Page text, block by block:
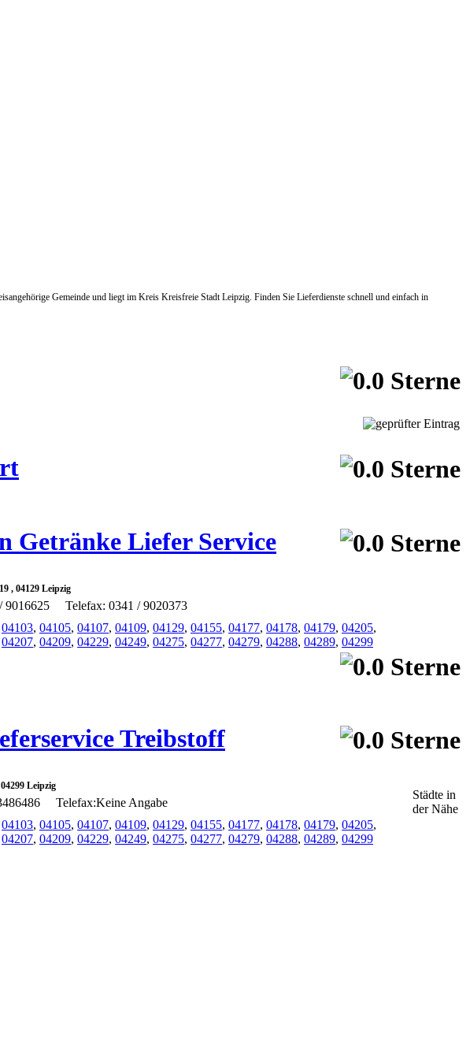
Gemeinde und liegt im Kreis Kreisfreie Stadt Leipzig. Finden Sie Lieferdienste schnell und einfach in
Getränke Liefer Service
, 04129 Leipzig
9016625
Telefax: 0341 / 9020373
04103, 04105, 04107, 04109, 04129, 04155, 04177, 04178, 04179, 04205,
04207, 04209, 04229, 04249, 04275, 04277, 04279, 04288, 04289, 04299
Treibstoff
Leipzig
Telefax:Keine Angabe
04103, 04105, 04107, 04109, 04129, 04155, 04177, 04178, 04179, 04205,
04207, 04209, 04229, 04249, 04275, 04277, 04279, 04288, 04289, 04299
Städte in
der Nähe